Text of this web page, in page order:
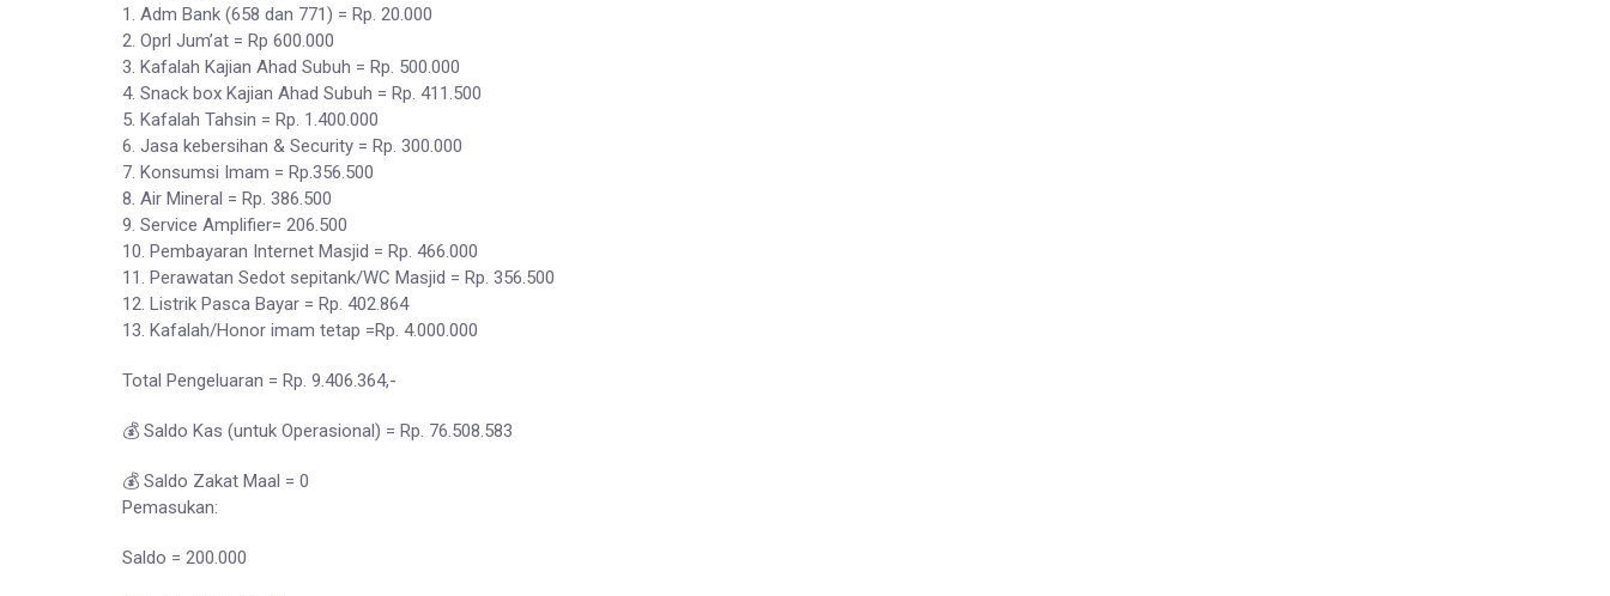
1. Adm Bank (658 dan 771) = Rp. 20.000
2. Oprl Jum’at = Rp 600.000
3. Kafalah Kajian Ahad Subuh = Rp. 500.000
4. Snack box Kajian Ahad Subuh = Rp. 411.500
5. Kafalah Tahsin = Rp. 1.400.000
6. Jasa kebersihan & Security = Rp. 300.000
7. Konsumsi Imam = Rp.356.500
8. Air Mineral = Rp. 386.500
9. Service Amplifier= 206.500
10. Pembayaran Internet Masjid = Rp. 466.000
11. Perawatan Sedot sepitank/WC Masjid = Rp. 356.500
12. Listrik Pasca Bayar = Rp. 402.864
13. Kafalah/Honor imam tetap =Rp. 4.000.000
Total Pengeluaran = Rp. 9.406.364,-
💰 Saldo Kas (untuk Operasional) = Rp. 76.508.583
💰 Saldo Zakat Maal = 0
Pemasukan:
Saldo = 200.000